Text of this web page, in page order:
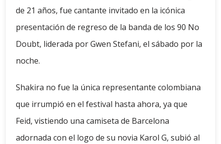
de 21 años, fue cantante invitado en la icónica
presentación de regreso de la banda de los 90 No
Doubt, liderada por Gwen Stefani, el sábado por la
noche.
Shakira no fue la única representante colombiana
que irrumpió en el festival hasta ahora, ya que
Feid, vistiendo una camiseta de Barcelona
adornada con el logo de su novia Karol G, subió al